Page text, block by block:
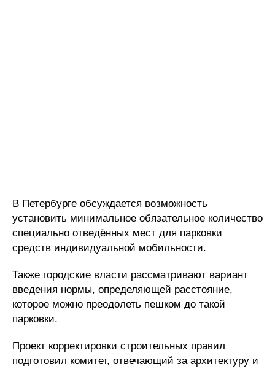
В Петербурге обсуждается возможность
установить минимальное обязательное количество
специально отведённых мест для парковки
средств индивидуальной мобильности.
Также городские власти рассматривают вариант
введения нормы, определяющей расстояние,
которое можно преодолеть пешком до такой
парковки.
Проект корректировки строительных правил
подготовил комитет, отвечающий за архитектуру и